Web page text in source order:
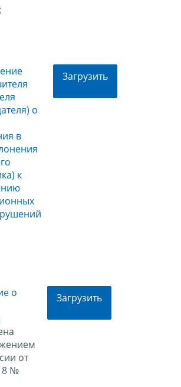
о
в
к
Загрузить
о
от
№
Загрузить